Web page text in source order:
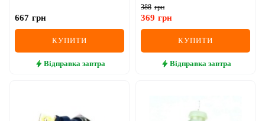
667 грн
КУПИТИ
Відправка завтра
388 грн
369 грн
КУПИТИ
Відправка завтра